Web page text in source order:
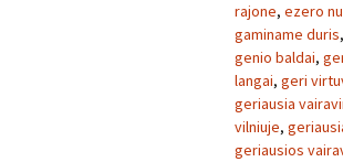
rajone, ezero
gaminame duris,
genio baldai,
langai, geri
geriausia
vilniuje,
geriausios